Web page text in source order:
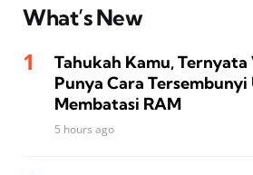
What’s New
Tahukah Kamu, Ternyata
Punya Cara
Membatasi RAM
5 hours ago